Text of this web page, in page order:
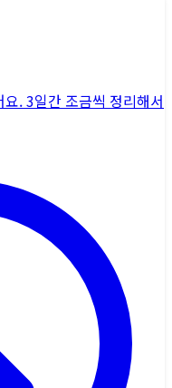
. 3일간 조금씩 정리해서